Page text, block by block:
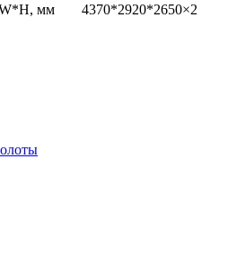
мм
4370*2920*2650×2